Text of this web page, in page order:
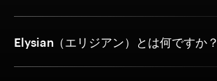
Elysian（エリジアン）とは何ですか？